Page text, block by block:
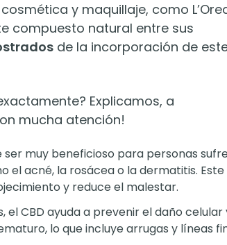
y maquillaje, como
compuesto natural entre sus
de la incorporación de
Explicamos, a
mucha atención!
ser muy beneficioso para personas
el acné, la rosácea o la dermatitis. Este
y reduce el malestar.
el CBD ayuda a prevenir el daño celular
lo que incluye arrugas y líneas